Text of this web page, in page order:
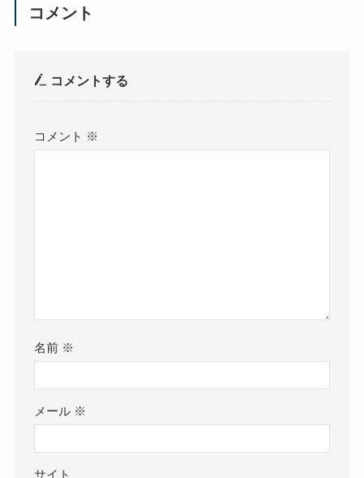
コメント
コメントする
コメント ※
名前 ※
メール ※
サイト